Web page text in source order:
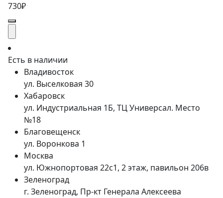
730₽
Есть в наличии
Владивосток
ул. Выселковая 30
Хабаровск
ул. Индустриальная 1Б, ТЦ Универсал. Место
№18
Благовещенск
ул. Воронкова 1
Москва
ул. Южнопортовая 22с1, 2 этаж, павильон 206в
Зеленоград
г. Зеленоград, Пр-кт Генерала Алексеева